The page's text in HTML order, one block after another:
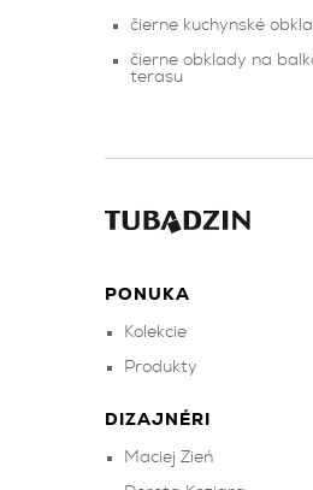
čierne kuchynské
čierne obklady na
terasu
PONUKA
Kolekcie
Produkty
DIZAJNÉRI
Maciej Zień